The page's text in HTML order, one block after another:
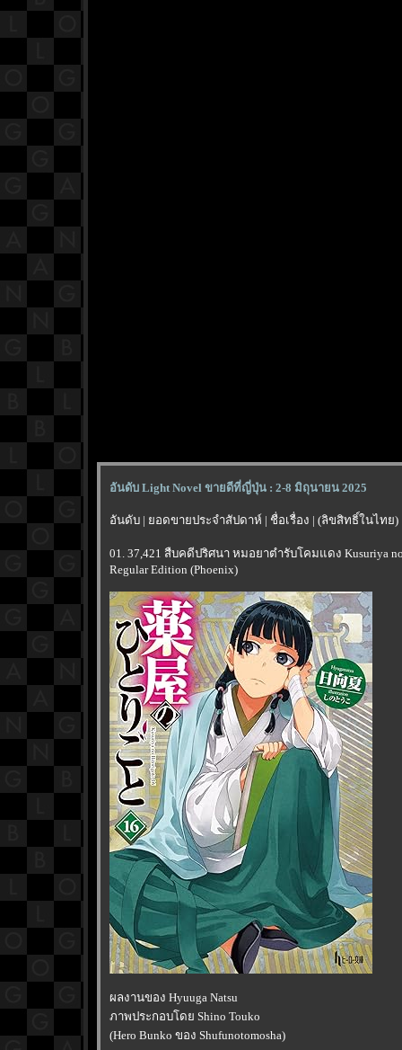
อันดับ Light Novel ขายดีที่ญี่ปุ่น : 2-8 มิถุนายน 2025
อันดับ | ยอดขายประจำสัปดาห์ | ชื่อเรื่อง | (ลิขสิทธิ์ในไทย)
01. 37,421 สืบคดีปริศนา หมอยาตำรับโคมแดง Kusuriya
Regular Edition (Phoenix)
ผลงานของ Hyuuga Natsu
ภาพประกอบโดย Shino Touko
(Hero Bunko ของ Shufunotomosha)